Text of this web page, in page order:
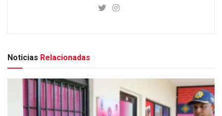
Noticias Relacionadas